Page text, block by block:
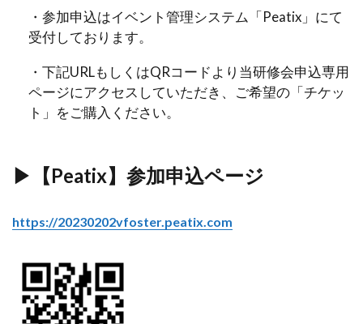
・参加申込はイベント管理システム「Peatix」にて
受付しております。
・下記URLもしくはQRコードより当研修会申込専用
ページにアクセスしていただき、ご希望の「チケッ
ト」をご購入ください。
▶【Peatix】参加申込ページ
https://20230202vfoster.peatix.com